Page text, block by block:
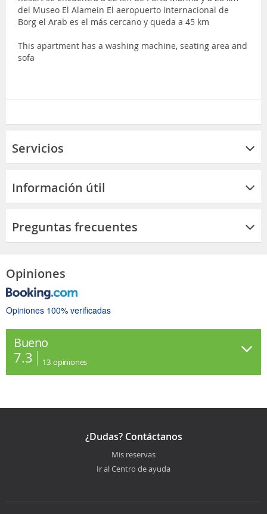
del Museo El Alamein El aeropuerto internacional de
Borg el Arab es el más cercano y queda a 45 km
This apartment has a washing machine, seating area and
sofa
Servicios
Información útil
Preguntas frecuentes
Opiniones
Opiniones 100% verificadas
Bueno
7.3 13 opiniones
¿Dudas? Contáctanos
Mis reservas
Ir al Centro de ayuda